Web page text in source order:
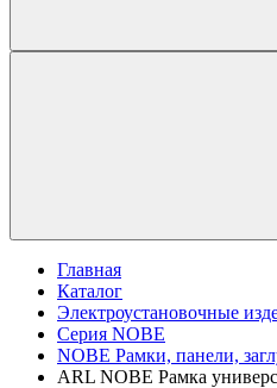
Главная
Каталог
Электроустановочные
Серия NOBE
NOBE Рамки, панели,
ARL NOBE Рамка